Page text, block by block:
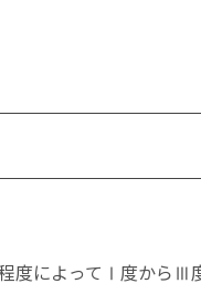
度によってⅠ度からⅢ